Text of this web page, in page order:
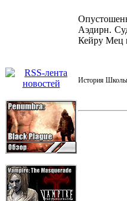
Аэдирн.
Кейру Мец
История Школы